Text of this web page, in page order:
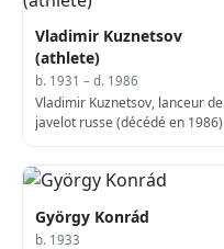
Vladimir Kuznetsov
(athlete)
b. 1931 – d. 1986
Vladimir Kuznetsov, lanceur de
javelot russe (décédé en 1986)
György Konrád
b. 1933